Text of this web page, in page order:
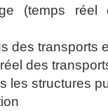
(temps
des transports
des
les structures